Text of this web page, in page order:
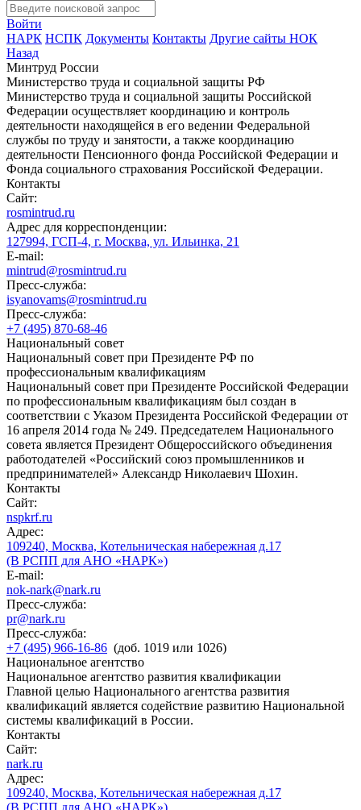
Войти
НАРК НСПК Документы Контакты Другие сайты НОК
Назад
Минтруд России
Министерство труда и социальной защиты РФ
Министерство труда и социальной защиты Российской
Федерации осуществляет координацию и контроль
деятельности находящейся в его ведении Федеральной
службы по труду и занятости, а также координацию
деятельности Пенсионного фонда Российской Федерации и
Фонда социального страхования Российской Федерации.
Контакты
Сайт:
rosmintrud.ru
Адрес для корреспонденции:
127994, ГСП-4, г. Москва, ул. Ильинка, 21
E-mail:
mintrud@rosmintrud.ru
Пресс-служба:
isyanovams@rosmintrud.ru
Пресс-служба:
+7 (495) 870-68-46
Национальный совет
Национальный совет при Президенте РФ по
профессиональным квалификациям
Национальный совет при Президенте Российской Федерации
по профессиональным квалификациям был создан в
соответствии с Указом Президента Российской Федерации от
16 апреля 2014 года № 249. Председателем Национального
совета является Президент Общероссийского объединения
работодателей «Российский союз промышленников и
предпринимателей» Александр Николаевич Шохин.
Контакты
Сайт:
nspkrf.ru
Адрес:
109240, Москва, Котельническая набережная д.17
(В РСПП для АНО «НАРК»)
E-mail:
nok-nark@nark.ru
Пресс-служба:
pr@nark.ru
Пресс-служба:
+7 (495) 966-16-86 (доб. 1019 или 1026)
Национальное агентство
Национальное агентство развития квалификации
Главной целью Национального агентства развития
квалификаций является содействие развитию Национальной
системы квалификаций в России.
Контакты
Сайт:
nark.ru
Адрес:
109240, Москва, Котельническая набережная д.17
(В РСПП для АНО «НАРК»)